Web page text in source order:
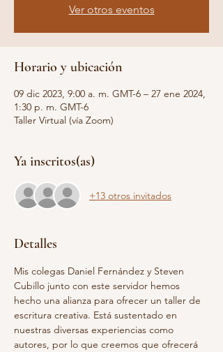
Ver otros eventos
Horario y ubicación
09 dic 2023, 9:00 a. m. GMT-6 – 27 ene 2024,
1:30 p. m. GMT-6
Taller Virtual (vía Zoom)
Ya inscritos(as)
+13 otros invitados
Detalles
Mis colegas Daniel Fernández y Steven
Cubillo junto con este servidor hemos
hecho una alianza para ofrecer un taller de
escritura creativa. Está sustentado en
nuestras diversas experiencias como
autores, por lo que creemos que ofrecerá